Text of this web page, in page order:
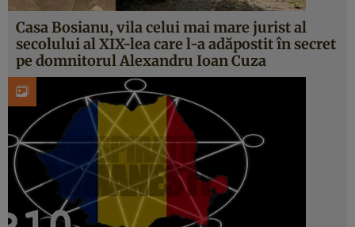
Casa Bosianu, vila celui mai mare jurist al
secolului al XIX-lea care l-a adăpostit în secret
pe domnitorul Alexandru Ioan Cuza